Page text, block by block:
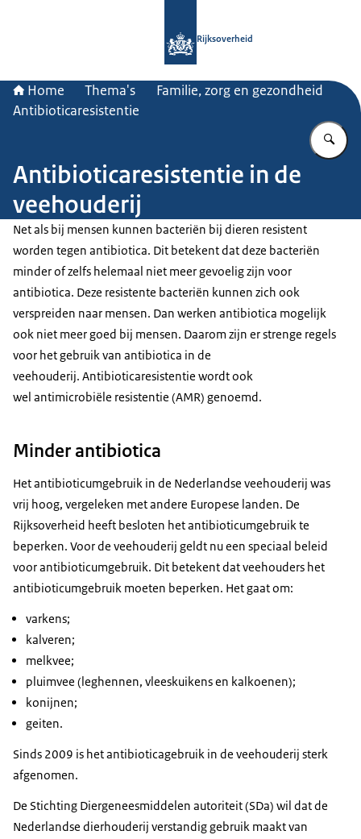
Rijksoverheid
Home Thema's
Familie, zorg en gezondheid
Antibioticaresistentie
Antibioticaresistentie in de
veehouderij
Net als bij mensen kunnen bacteriën bij dieren resistent
worden tegen antibiotica. Dit betekent dat deze bacteriën
minder of zelfs helemaal niet meer gevoelig zijn voor
antibiotica. Deze resistente bacteriën kunnen zich ook
verspreiden naar mensen. Dan werken antibiotica mogelijk
ook niet meer goed bij mensen. Daarom zijn er strenge regels
voor het gebruik van antibiotica in de
veehouderij. Antibioticaresistentie wordt ook
wel antimicrobiële resistentie (AMR) genoemd.
Minder antibiotica
Het antibioticumgebruik in de Nederlandse veehouderij was
vrij hoog, vergeleken met andere Europese landen. De
Rijksoverheid heeft besloten het antibioticumgebruik te
beperken. Voor de veehouderij geldt nu een speciaal beleid
voor antibioticumgebruik. Dit betekent dat veehouders het
antibioticumgebruik moeten beperken. Het gaat om:
varkens;
kalveren;
melkvee;
pluimvee (leghennen, vleeskuikens en kalkoenen);
konijnen;
geiten.
Sinds 2009 is het antibioticagebruik in de veehouderij sterk
afgenomen.
De Stichting Diergeneesmiddelen autoriteit (SDa) wil dat de
Nederlandse dierhouderij verstandig gebruik maakt van